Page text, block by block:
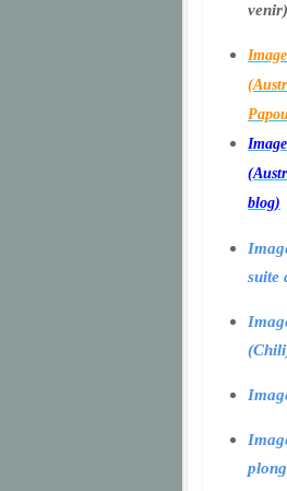
venir)
blog)
suite